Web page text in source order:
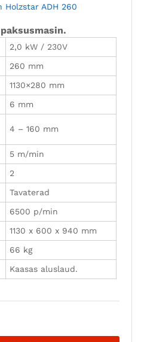
Holzstar ADH 260
2,0 kW / 230V
260 mm
1130×280 mm
6 mm
4 – 160 mm
5 m/min
2
Tavaterad
6500 p/min
1130 x 600 x 940 mm
66 kg
Kaasas aluslaud.